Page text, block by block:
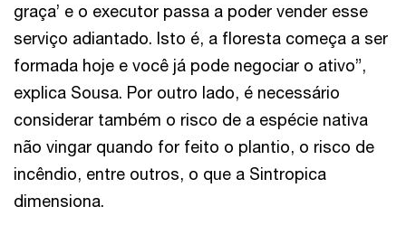
graça’ e o executor passa a poder vender esse
serviço adiantado. Isto é, a floresta começa a ser
formada hoje e você já pode negociar o ativo”,
explica Sousa. Por outro lado, é necessário
considerar também o risco de a espécie nativa
não vingar quando for feito o plantio, o risco de
incêndio, entre outros, o que a Sintropica
dimensiona.